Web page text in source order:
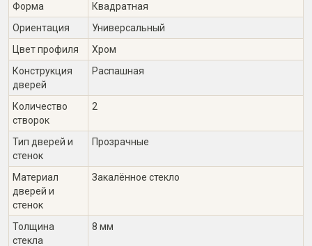
Форма
Квадратная
Ориентация
Универсальный
Цвет профиля
Хром
Конструкция
дверей
Распашная
Количество
створок
2
Тип дверей и
стенок
Прозрачные
Материал
дверей и
стенок
Закалённое стекло
Толщина
стекла
8 мм